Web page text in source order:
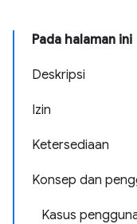
Pada halaman ini
Deskripsi
Izin
Ketersediaan
Konsep dan
Kasus